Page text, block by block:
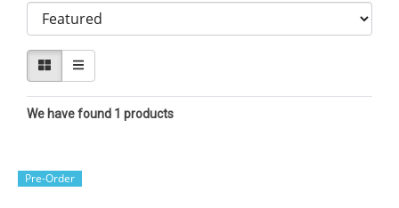
We have found 1 products
Pre-Order